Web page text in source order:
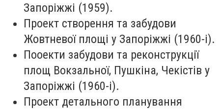
Запоріжжі (1959).
Проект створення та забудови
Жовтневої площі у Запоріжжі (1960-і).
Пооекти забудови та реконструкції
площ Вокзальної, Пушкіна, Чекістів у
Запоріжжі (1960-і).
Проект детального планування